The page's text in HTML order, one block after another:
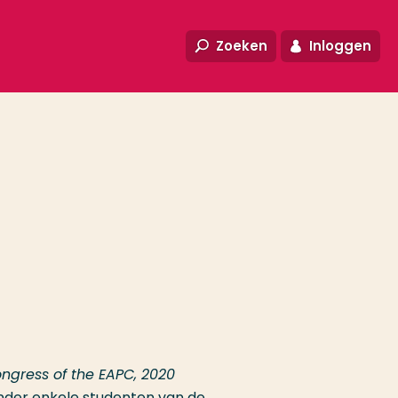
Zoeken Inloggen
of the EAPC, 2020